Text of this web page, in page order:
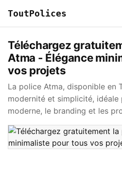
ToutPolices
Téléchargez
Atma - Élégance
vos projets
La police Atma, disponible en
modernité et simplicité, idéale
moderne, le branding et les